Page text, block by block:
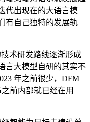
代出现在的大语言模
有自己独特的发展轨
术研发路线逐渐形成
言大模型自研的其实不
年之前很少，DFM
前内部就已经在用